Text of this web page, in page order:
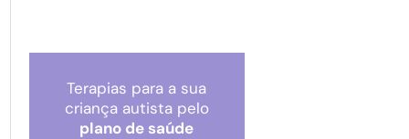
Terapias para a sua
criança autista pelo
plano de saúde